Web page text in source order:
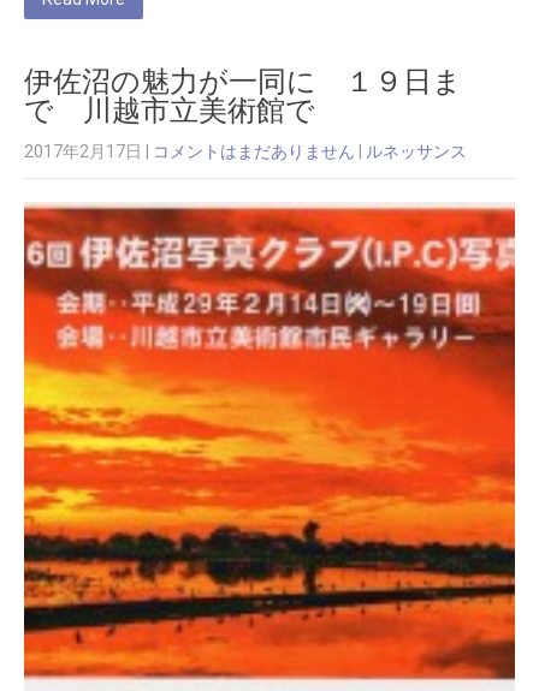
伊佐沼の魅力が一同に １９日ま
で 川越市立美術館で
2017年2月17日 コメントはまだありません ルネッサンス